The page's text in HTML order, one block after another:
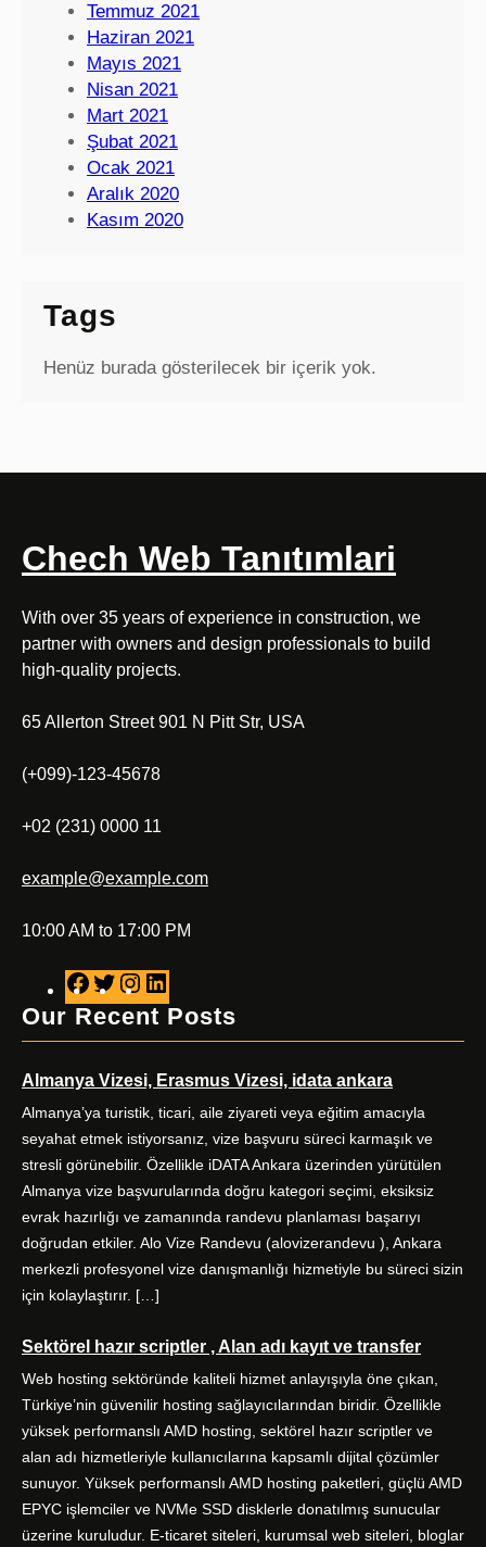
Temmuz 2021
Haziran 2021
Mayıs 2021
Nisan 2021
Mart 2021
Şubat 2021
Ocak 2021
Aralık 2020
Kasım 2020
Tags
Henüz burada gösterilecek bir içerik yok.
Chech Web Tanıtımlari
With over 35 years of experience in construction, we
partner with owners and design professionals to build
high-quality projects.
65 Allerton Street 901 N Pitt Str, USA
(+099)-123-45678
+02 (231) 0000 11
example@example.com
10:00 AM to 17:00 PM
F
a
b
o
o
k
T
w
t
e
r
n
a
g
r
a
m
i
e
d
I
n
Our Recent Posts
Almanya Vizesi, Erasmus Vizesi, idata ankara
Almanya’ya turistik, ticari, aile ziyareti veya eğitim amacıyla
seyahat etmek istiyorsanız, vize başvuru süreci karmaşık ve
stresli görünebilir. Özellikle iDATA Ankara üzerinden yürütülen
Almanya vize başvurularında doğru kategori seçimi, eksiksiz
evrak hazırlığı ve zamanında randevu planlaması başarıyı
doğrudan etkiler. Alo Vize Randevu (alovizerandevu ), Ankara
merkezli profesyonel vize danışmanlığı hizmetiyle bu süreci sizin
için kolaylaştırır. […]
Sektörel hazır scriptler , Alan adı kayıt ve transfer
Web hosting sektöründe kaliteli hizmet anlayışıyla öne çıkan,
Türkiye’nin güvenilir hosting sağlayıcılarından biridir. Özellikle
yüksek performanslı AMD hosting, sektörel hazır scriptler ve
alan adı hizmetleriyle kullanıcılarına kapsamlı dijital çözümler
sunuyor. Yüksek performanslı AMD hosting paketleri, güçlü AMD
EPYC işlemciler ve NVMe SSD disklerle donatılmış sunucular
üzerine kuruludur. E-ticaret siteleri, kurumsal web siteleri, bloglar